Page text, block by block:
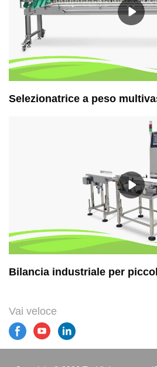
Selezionatrice a peso
Bilancia industriale per
Vai veloce